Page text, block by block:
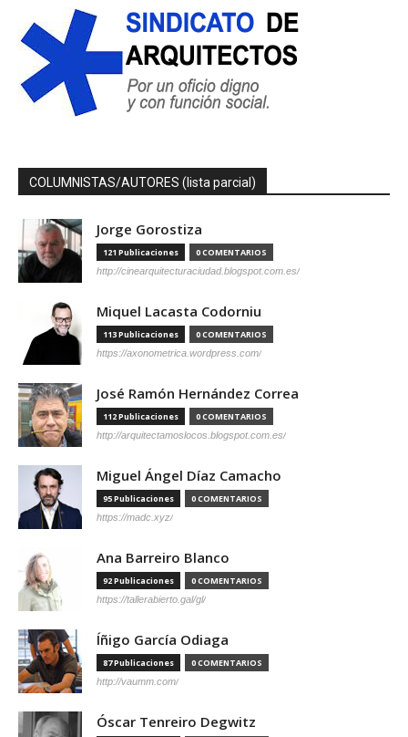
COLUMNISTAS/AUTORES (lista parcial)
Jorge Gorostiza
121 Publicaciones 0 COMENTARIOS
http://cinearquitecturaciudad.blogspot.com.es/
Miquel Lacasta Codorniu
113 Publicaciones 0 COMENTARIOS
https://axonometrica.wordpress.com/
José Ramón Hernández Correa
112 Publicaciones 0 COMENTARIOS
http://arquitectamoslocos.blogspot.com.es/
Miguel Ángel Díaz Camacho
95 Publicaciones 0 COMENTARIOS
https://madc.xyz/
Ana Barreiro Blanco
92 Publicaciones 0 COMENTARIOS
https://tallerabierto.gal/gl/
Íñigo García Odiaga
87 Publicaciones 0 COMENTARIOS
http://vaumm.com/
Óscar Tenreiro Degwitz